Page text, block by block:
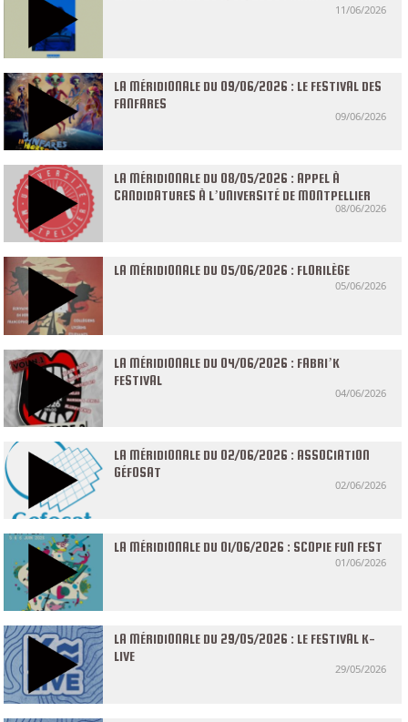
11/06/2026
LA MÉRIDIONALE DU 09/06/2026 : LE FESTIVAL DES
FANFARES
09/06/2026
LA MÉRIDIONALE DU 08/05/2026 : APPEL À
CANDIDATURES À L’UNIVERSITÉ DE MONTPELLIER
08/06/2026
LA MÉRIDIONALE DU 05/06/2026 : FLORILÈGE
05/06/2026
LA MÉRIDIONALE DU 04/06/2026 : FABRI’K
FESTIVAL
04/06/2026
LA MÉRIDIONALE DU 02/06/2026 : ASSOCIATION
GÉFOSAT
02/06/2026
LA MÉRIDIONALE DU 01/06/2026 : SCOPIE FUN FEST
01/06/2026
LA MÉRIDIONALE DU 29/05/2026 : LE FESTIVAL K-
LIVE
29/05/2026